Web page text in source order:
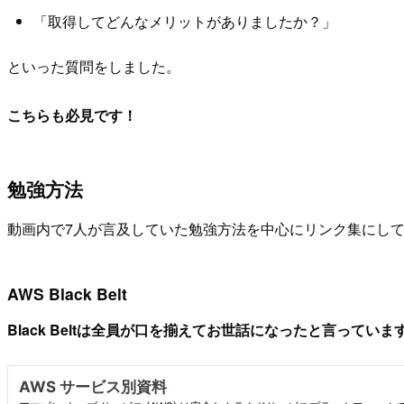
「取得してどんなメリットがありましたか？」
といった質問をしました。
こちらも必見です！
勉強方法
動画内で7人が言及していた勉強方法を中心にリンク集にして
AWS Black Belt
Black Beltは全員が口を揃えてお世話になったと言っています